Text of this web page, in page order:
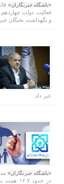
«باشگاه خبرنگاران»
فعالیت دولت
و نگهداشت نخبگان خبر
خبر داد.
«باشگاه خبرنگاران»
در